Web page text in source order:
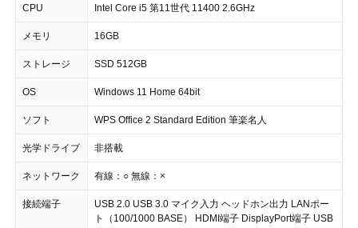
CPU Intel Core i5 第11世代 11400 2.6GHz
メモリ 16GB
ストレージ SSD 512GB
OS Windows 11 Home 64bit
ソフト WPS Office 2 Standard Edition 筆楽名人
光学ドライブ 非搭載
ネットワーク 有線：○ 無線：×
接続端子
USB 2.0 USB 3.0 マイク入力 ヘッドホン出力 LANポー
ト（100/1000 BASE） HDMI端子 DisplayPort端子 USB